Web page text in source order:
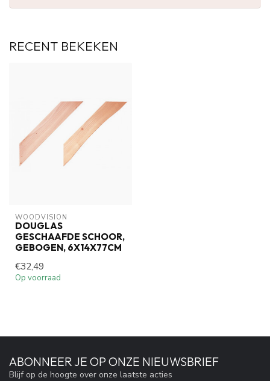
RECENT BEKEKEN
WOODVISION
DOUGLAS
GESCHAAFDE SCHOOR,
GEBOGEN, 6X14X77CM
€32,49
Op voorraad
ABONNEER JE OP ONZE NIEUWSBRIEF
Blijf op de hoogte over onze laatste acties